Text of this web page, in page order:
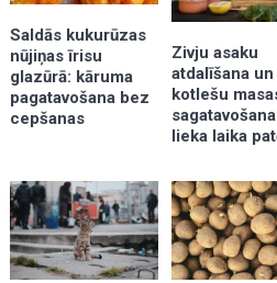
Saldās kukurūzas
nūjiņas īrisu
glazūrā: kāruma
pagatavošana bez
cepšanas
Zivju asaku
atdalīšana un
kotlešu
lieka laika